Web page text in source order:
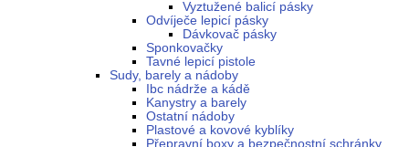
Vyztužené balicí pásky
Odvíječe lepicí pásky
Dávkovač pásky
Sponkovačky
Tavné lepicí pistole
Sudy, barely a nádoby
Ibc nádrže a kádě
Kanystry a barely
Ostatní nádoby
Plastové a kovové kyblíky
Přepravní boxy a bezpečnostní schránky